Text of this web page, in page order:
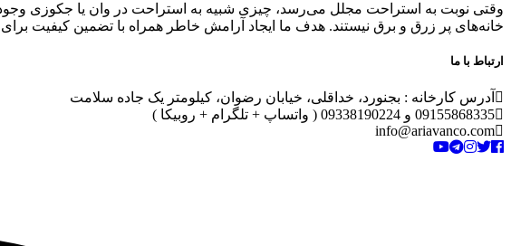
وقتی نوبت به استراحت مجلل می‌رسد، چیزی شبیه به استراحت در وان یا جکوزی
خانه‌های پر زرق و برق نیستند. هدف ما ایجاد آرامش خاطر همراه با تضمین کیفیت
ارتباط با ما
آدرس کارخانه : بجنورد، خداقلی، خیابان رضوان، کیلومتر یک جاده سلامت
09155868335 و 09338190224 ( واتساپ + تلگرام + روبیکا )
info@ariavanco.com